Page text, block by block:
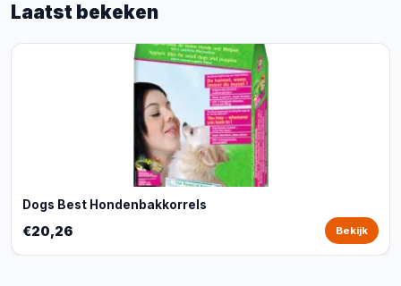
Laatst bekeken
Dogs Best Hondenbakkorrels
€20,26 Bekijk